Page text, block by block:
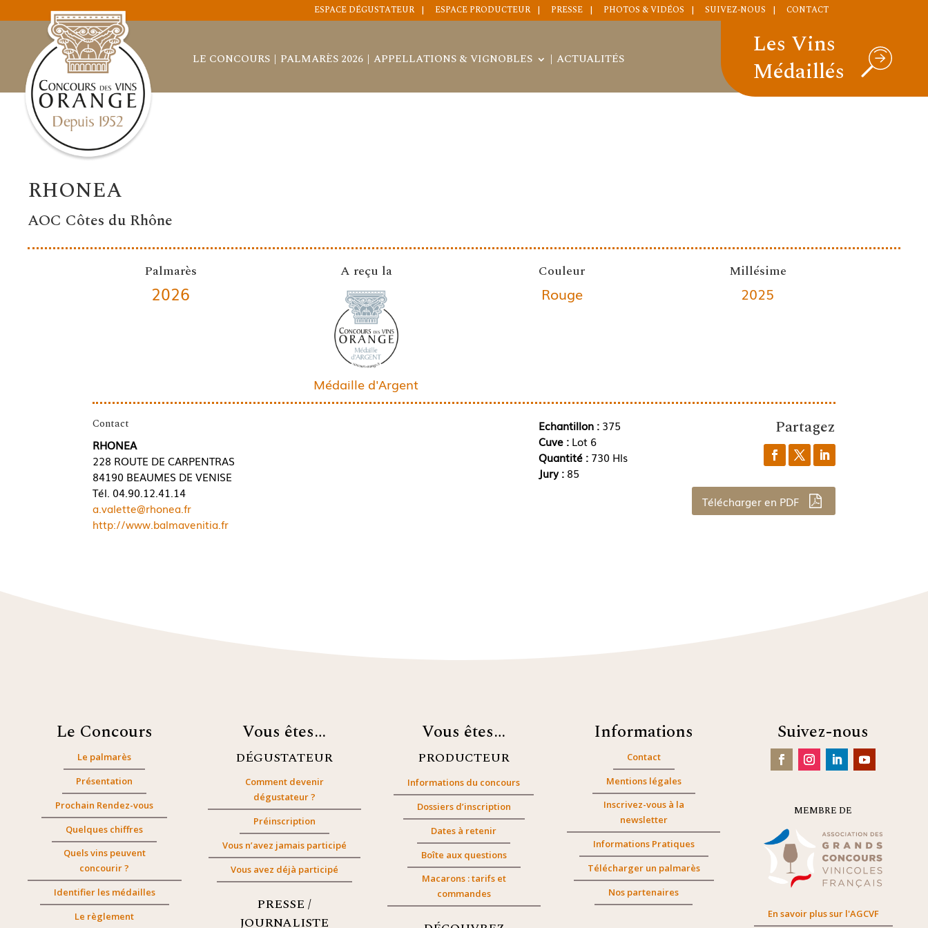
ESPACE DÉGUSTATEUR ESPACE PRODUCTEUR PRESSE PHOTOS & VIDÉOS SUIVEZ-NOUS CONTACT
LE CONCOURS PALMARÈS 2026 APPELLATIONS & VIGNOBLES ACTUALITÉS
Les Vins
Médaillés
RHONEA
AOC Côtes du Rhône
Palmarès
2026
A reçu la
Médaille d'Argent
Couleur
Rouge
Millésime
2025
Contact
RHONEA
228 ROUTE DE CARPENTRAS
84190 BEAUMES DE VENISE
Tél. 04.90.12.41.14
a.valette@rhonea.fr
http://www.balmavenitia.fr
Echantillon :375
Cuve : Lot 6
Quantité : 730 Hls
Jury : 85
Partagez
Télécharger en PDF
Le Concours
Le palmarès
Présentation
Prochain Rendez-vous
Quelques chiffres
Quels vins peuvent
concourir ?
Identifier les médailles
Le règlement
Vous êtes…
DÉGUSTATEUR
Comment devenir
dégustateur ?
Préinscription
Vous n’avez jamais participé
Vous avez déjà participé
PRESSE /
JOURNALISTE
Vous êtes…
PRODUCTEUR
Informations du concours
Dossiers d’inscription
Dates à retenir
Boîte aux questions
Macarons : tarifs et
commandes
Informations
Contact
Mentions légales
Inscrivez-vous à la
newsletter
Informations Pratiques
Télécharger un palmarès
Nos partenaires
Suivez-nous
MEMBRE DE
En savoir plus sur l'AGCVF